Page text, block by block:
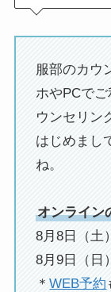
服部のカウ
ホやPCで
ウンセリン
はじめまし
ね。
オンライン
8月8日（土
8月9日（日
＊WEB予約